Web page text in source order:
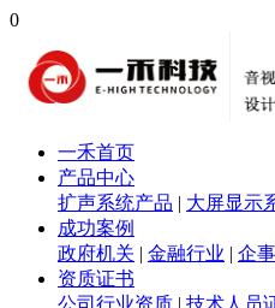
0
一禾首页
产品中心
扩声系统产品 | 大屏显示
成功案例
政府机关 | 金融行业 | 企
资质证书
公司行业资质 | 技术人员